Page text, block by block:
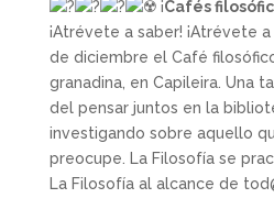
¡Cafés
¡Atrévete a saber! ¡Atrévete
de diciembre el Café
granadina, en Capileira. Una
del pensar juntos en la
investigando sobre aquello
preocupe. La Filosofía se
La Filosofía al alcance de